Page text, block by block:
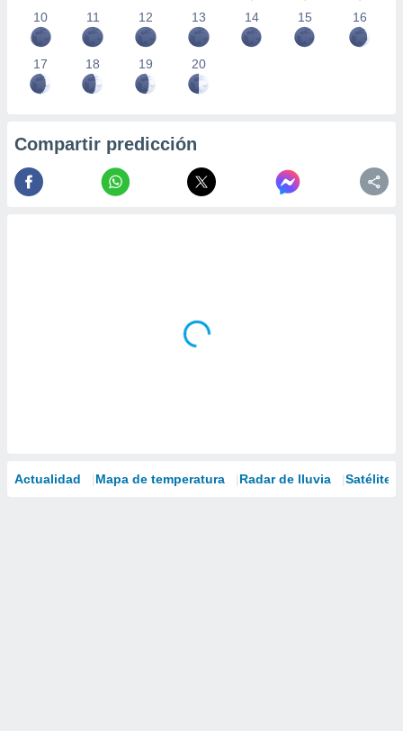
10 11 12 13 14 15 16
17 18 19 20
Compartir predicción
Actualidad Mapa de temperatura Radar de lluvia Satélites